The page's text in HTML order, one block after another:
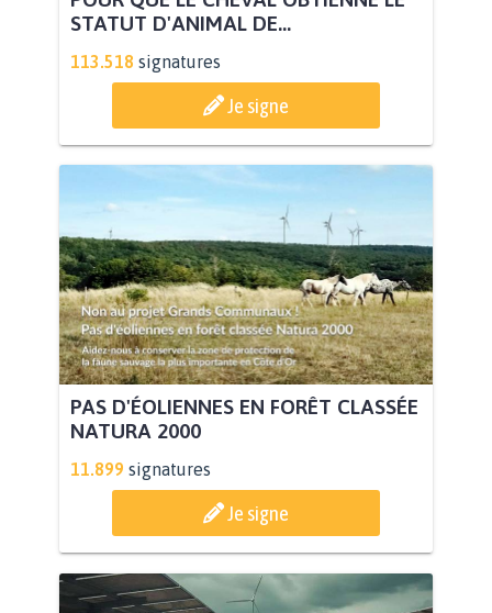
STATUT D'ANIMAL DE...
113.518 signatures
Je signe
PAS D'ÉOLIENNES EN FORÊT CLASSÉE
NATURA 2000
11.899 signatures
Je signe